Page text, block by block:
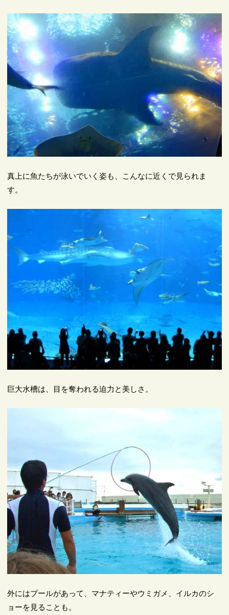
真上に魚たちが泳いでいく姿も、こんなに近くで見られま
す。
巨大水槽は、目を奪われる迫力と美しさ。
外にはプールがあって、マナティーやウミガメ、イルカのシ
ョーを見ることも。